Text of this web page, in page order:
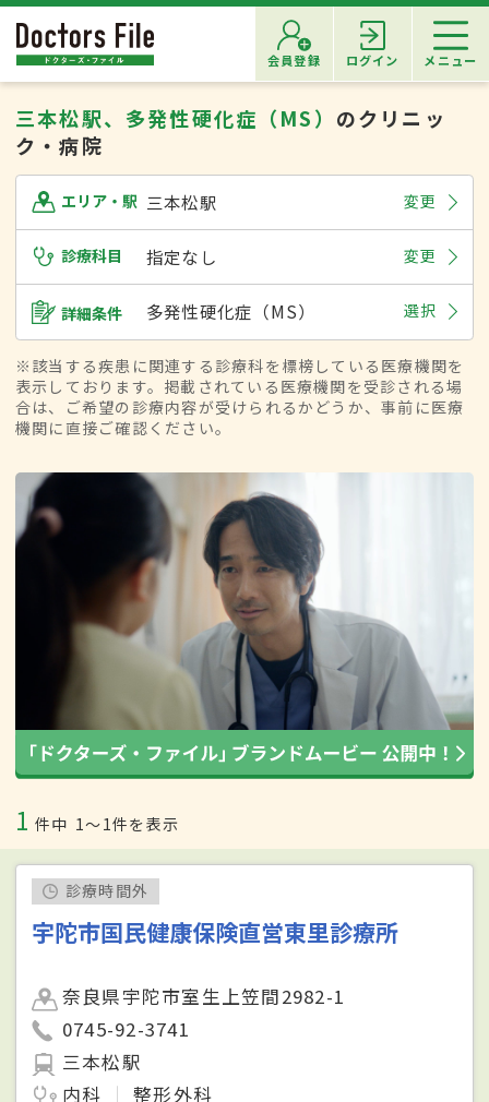
会員登録 ログイン メニュー
三本松駅、多発性硬化症（MS） のクリニッ
ク・病院
エリア・駅 三本松駅 変更
診療科目 指定なし 変更
詳細条件 多発性硬化症（MS） 選択
※該当する疾患に関連する診療科を標榜している医療機関を
表示しております。掲載されている医療機関を受診される場
合は、ご希望の診療内容が受けられるかどうか、事前に医療
機関に直接ご確認ください。
1 件中 1〜1件を表示
診療時間外
宇陀市国民健康保険直営東里診療所
奈良県宇陀市室生上笠間2982-1
0745-92-3741
三本松駅
内科
整形外科